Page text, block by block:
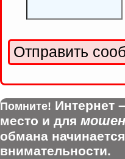
Помните! Интернет
место и для
обмана
внимательности.